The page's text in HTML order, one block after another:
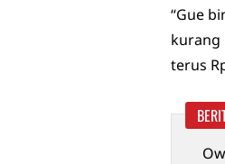
“Gue
kurang
terus